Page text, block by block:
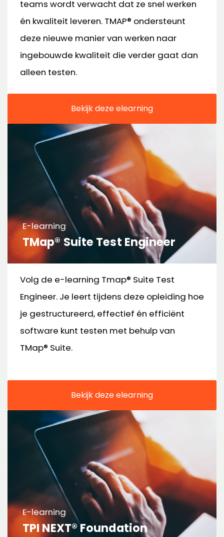
teams wordt verwacht dat ze snel werken
én kwaliteit leveren. TMAP® ondersteunt
deze nieuwe manier van werken naar
ingebouwde kwaliteit die verder gaat dan
alleen testen.
Bekijk deze elearning
E-learning
TMap® Suite Test Engineer
Volg de e-learning Tmap® Suite Test
Engineer. Je leert tijdens deze opleiding hoe
je gestructureerd, effectief én efficiënt
software kunt testen met behulp van
TMap® Suite.
Bekijk deze elearning
E-learning
TPI NEXT® Foundation